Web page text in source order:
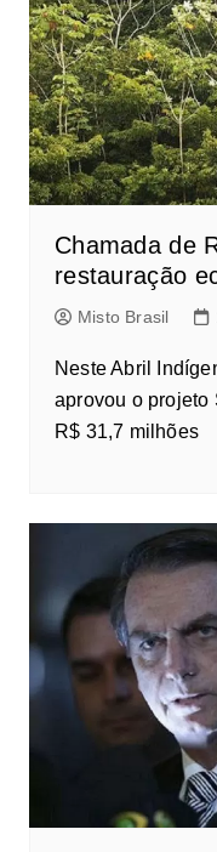
Chamada de
restauração
Misto Brasil
Neste Abril
aprovou o projeto
R$ 31,7 milhões